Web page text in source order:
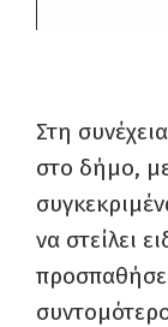
Στη
στο δήμο,
να στείλει